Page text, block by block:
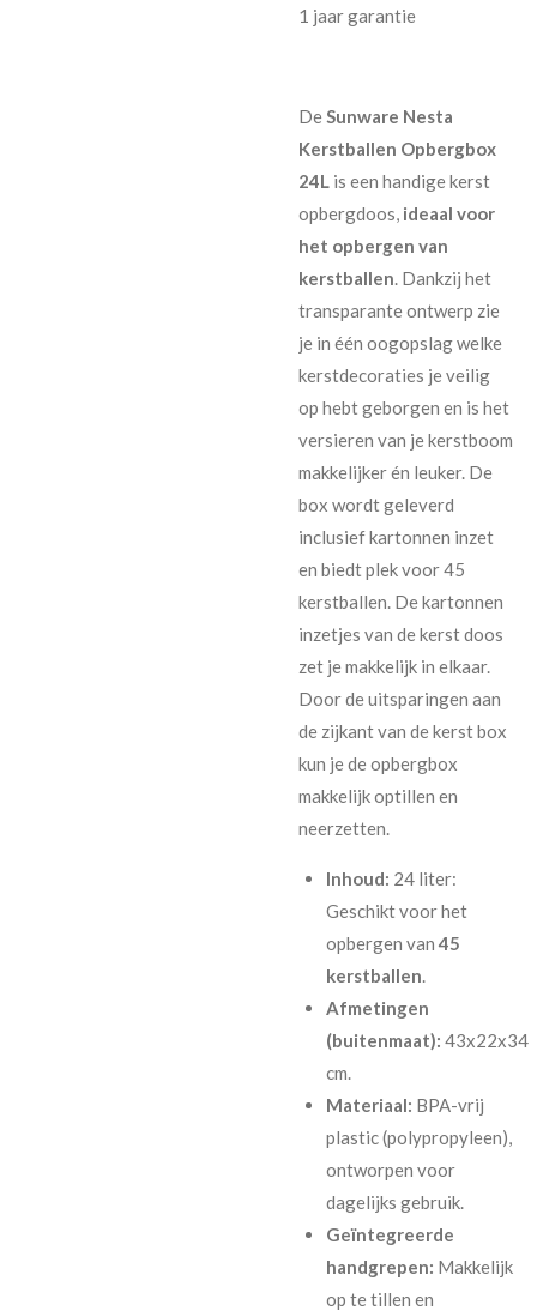
1 jaar garantie
DeSunware Nesta
Kerstballen Opbergbox
24L is een handige kerst
opbergdoos, ideaal voor
het opbergen van
kerstballen. Dankzij het
transparante ontwerp zie
je in één oogopslag welke
kerstdecoraties je veilig
op hebt geborgen en is het
versieren van je kerstboom
makkelijker én leuker. De
box wordt geleverd
inclusief kartonnen inzet
en biedt plek voor 45
kerstballen. De kartonnen
inzetjes van de kerst doos
zet je makkelijk in elkaar.
Door de uitsparingen aan
de zijkant van de kerst box
kun je de opbergbox
makkelijk optillen en
neerzetten.
Inhoud: 24 liter:
Geschikt voor het
opbergen van 45
kerstballen.
Afmetingen
(buitenmaat): 43x22x34
cm.
Materiaal: BPA-vrij
plastic (polypropyleen),
ontworpen voor
dagelijks gebruik.
Geïntegreerde
handgrepen: Makkelijk
op te tillen en